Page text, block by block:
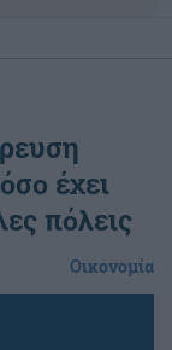
έχει
πόλεις
Οικονομία